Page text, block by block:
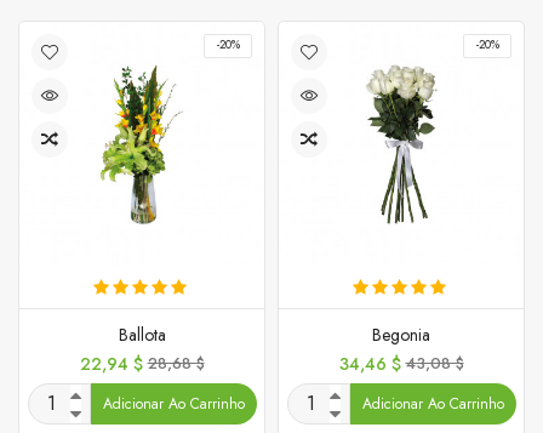
-20%
Ballota
Preço
22,94 $Preço
normal
28,68 $
Adicionar Ao Carrinho
-20%
Begonia
Preço
34,46 $Preço
normal
43,08 $
Adicionar Ao Carrinho